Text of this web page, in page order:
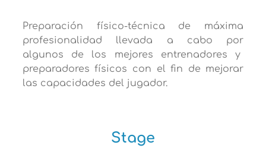
Preparación físico-técnica de máxima
profesionalidad llevada a cabo por
algunos de los mejores entrenadores y
preparadores físicos con el fin de mejorar
las capacidades del jugador.
Stage